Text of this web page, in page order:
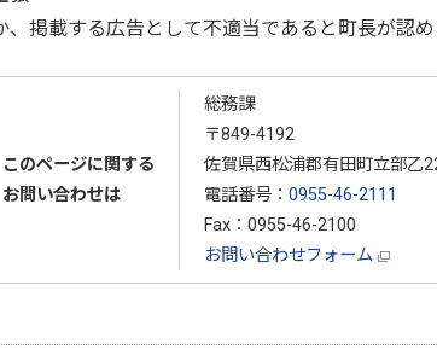
、掲載する広告として不適当であると町長が認
このページに関する
お問い合わせは
総務課
〒849-4192
佐賀県西松浦郡有田町立部乙
電話番号： 0955-46-2111
Fax：0955-46-2100
お問い合わせフォーム